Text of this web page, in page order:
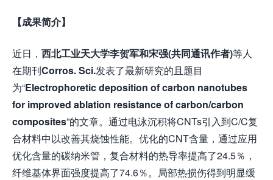
【成果简介】
近日， 西北工业天大学李贺军和宋强(共同通讯作者)等人
在期刊Corros. Sci.发表了最新研究的且题目
为“Electrophoretic deposition of carbon nanotubes
for improved ablation resistance of carbon/carbon
composites”的文章。通过电泳沉积将CNTs引入到C/C复
合材料中以改善其烧蚀性能。优化的CNT含量，通过应用
优化含量的碳纳米管，复合材料的热导率提高了24.5％，
纤维基体界面强度提高了74.6％。局部热损伤得到明显缓